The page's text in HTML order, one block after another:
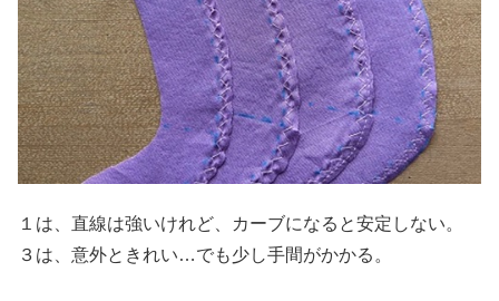
１は、直線は強いけれど、カーブになると安定しない。
３は、意外ときれい…でも少し手間がかかる。